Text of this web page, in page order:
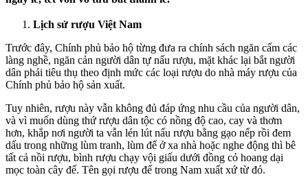
Lịch sử rượu Việt Nam
Trước đây, Chính phủ bảo hộ từng đưa ra chính sách ngăn cấm các
làng nghề, ngăn cản người dân tự nấu rượu, mặt khác lại bắt người
dân phải tiêu thụ theo định mức các loại rượu do nhà máy rượu của
Chính phủ bảo hộ sản xuất.
Tuy nhiên, rượu này vẫn không đủ đáp ứng nhu cầu của người dân,
và vì muốn dùng thứ rượu dân tộc có nồng độ cao, cay và thơm
hơn, khắp nơi người ta vẫn lén lút nấu rượu bằng gạo nếp rồi đem
dấu trong những lùm tranh, lùm đế ở xa nhà hoặc nghe động thì bê
tất cả nồi rượu, bình rượu chạy vội giấu dưới đồng cỏ hoang dại
mọc toàn cây đế. Tên gọi rượu đế trong Nam xuất xứ từ đó.